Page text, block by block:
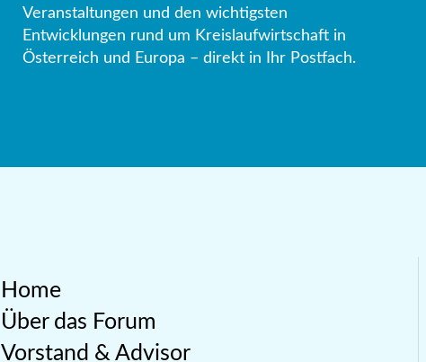
Veranstaltungen und den wichtigsten
Entwicklungen rund um Kreislaufwirtschaft in
Österreich und Europa – direkt in Ihr Postfach.
Home
Über das Forum
Vorstand & Advisor